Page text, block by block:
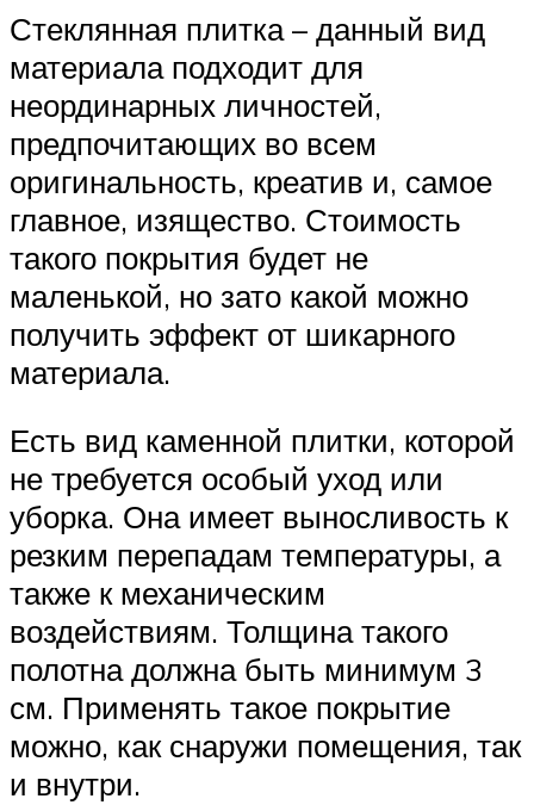
Стеклянная плитка – данный вид
материала подходит для
неординарных личностей,
предпочитающих во всем
оригинальность, креатив и, самое
главное, изящество. Стоимость
такого покрытия будет не
маленькой, но зато какой можно
получить эффект от шикарного
материала.
Есть вид каменной плитки, которой
не требуется особый уход или
уборка. Она имеет выносливость к
резким перепадам температуры, а
также к механическим
воздействиям. Толщина такого
полотна должна быть минимум 3
см. Применять такое покрытие
можно, как снаружи помещения, так
и внутри.